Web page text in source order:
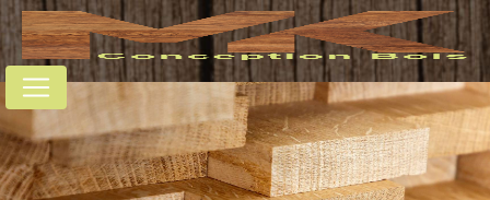
Panneau de gestion des cookies